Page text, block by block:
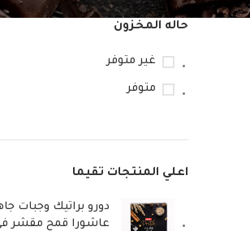
حاله المخزون
غير متوفر
متوفر
اعلي المنتجات تقيما
دورو براتيك وجبات
عاشورا قمح مقشر